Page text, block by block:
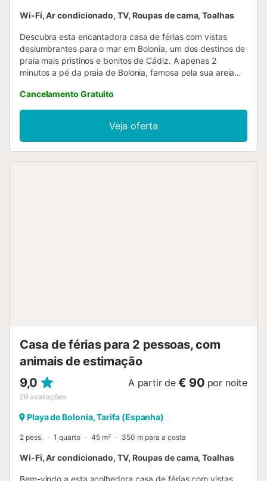
Wi-Fi, Ar condicionado, TV, Roupas de cama, Toalhas
Descubra esta encantadora casa de férias com vistas
deslumbrantes para o mar em Bolonia, um dos destinos de
praia mais pristinos e bonitos de Cádiz. A apenas 2
minutos a pé da praia de Bolonia, famosa pela sua areia
Bolonia. A propriedade dispõe de um terraço espaçoso
onde pode desfrutar das vistas para o mar enquanto toma
o pequeno-almoço ou bebe uma bebida ao pôr do sol. O
interior oferece um espaço confortável e bem equipado,
ideal para relaxar e desfrutar da tranquilidade deste
Cancelamento Gratuito
Veja oferta
Casa de férias para 2 pessoas, com
animais de estimação
9,0
29 avaliações
A partir de € 90 por noite
Playa de Bolonia, Tarifa (Espanha)
2 pess. 1 quarto 45 m² 350 m para a costa
Wi-Fi, Ar condicionado, TV, Roupas de cama, Toalhas
Bem-vindo a esta acolhedora casa de férias com vistas